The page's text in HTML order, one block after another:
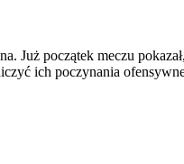
Już początek meczu
ich poczynania